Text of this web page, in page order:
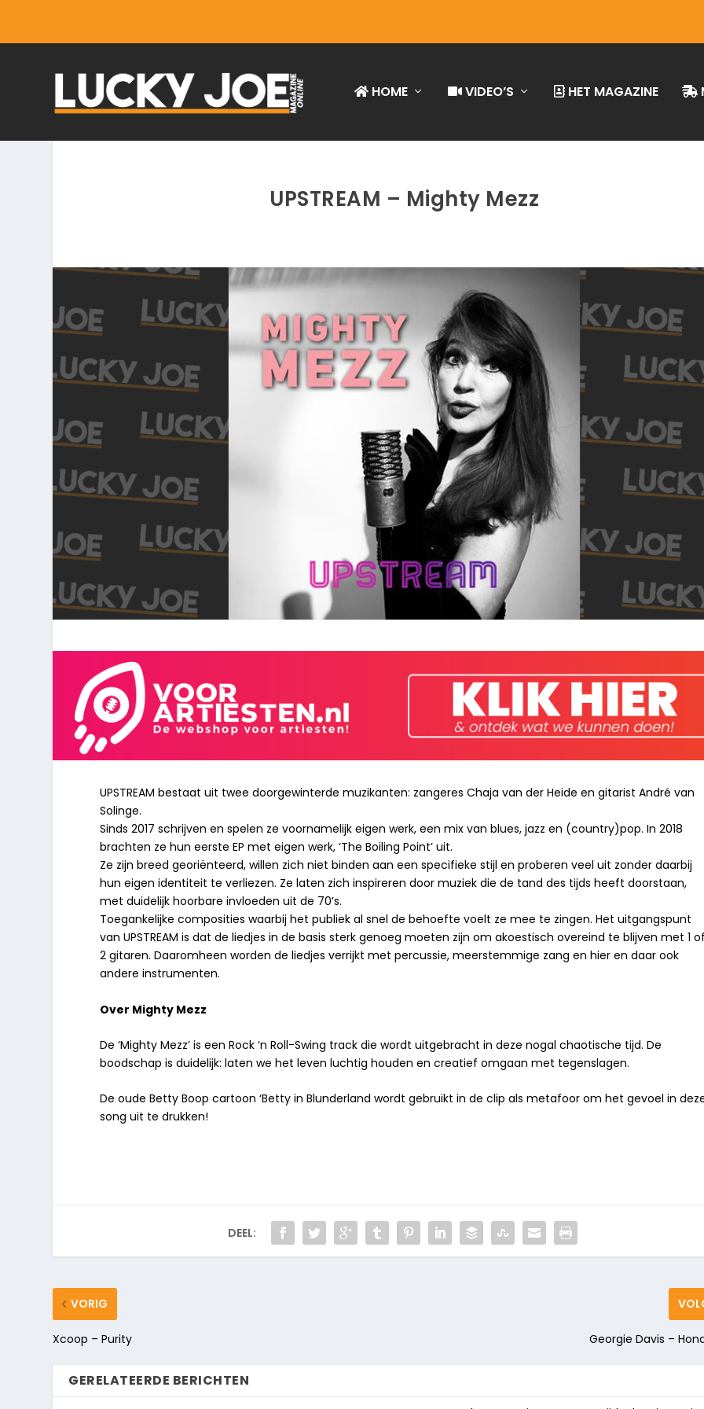
HOME VIDEO’S HET MAGAZINE
UPSTREAM – Mighty Mezz
UPSTREAM bestaat uit twee doorgewinterde muzikanten: zangeres Chaja van der Heide en gitarist André van
Solinge.
Sinds 2017 schrijven en spelen ze voornamelijk eigen werk, een mix van blues, jazz en (country)pop. In 2018
brachten ze hun eerste EP met eigen werk, ‘The Boiling Point’ uit.
Ze zijn breed georiënteerd, willen zich niet binden aan een specifieke stijl en proberen veel uit zonder daarbij
hun eigen identiteit te verliezen. Ze laten zich inspireren door muziek die de tand des tijds heeft doorstaan,
met duidelijk hoorbare invloeden uit de 70’s.
Toegankelijke composities waarbij het publiek al snel de behoefte voelt ze mee te zingen. Het uitgangspunt
van UPSTREAM is dat de liedjes in de basis sterk genoeg moeten zijn om akoestisch overeind te blijven met 1
2 gitaren. Daaromheen worden de liedjes verrijkt met percussie, meerstemmige zang en hier en daar ook
andere instrumenten.
Over Mighty Mezz
De ‘Mighty Mezz’ is een Rock ‘n Roll-Swing track die wordt uitgebracht in deze nogal chaotische tijd. De
boodschap is duidelijk: laten we het leven luchtig houden en creatief omgaan met tegenslagen.
De oude Betty Boop cartoon ‘Betty in Blunderland wordt gebruikt in de clip als metafoor om het gevoel in
song uit te drukken!
DEEL:
VORIG
Xcoop – Purity Georgie Davis –
GERELATEERDE BERICHTEN